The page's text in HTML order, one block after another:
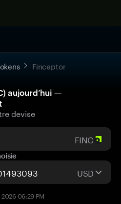
Finceptor
aujourd’hui —
devise
FINC
USD
06:29 PM